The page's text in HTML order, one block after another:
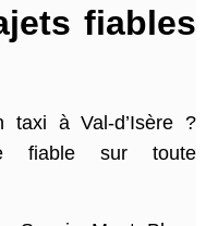
fiables
taxi à Val-d’Isère ?
fiable sur toute